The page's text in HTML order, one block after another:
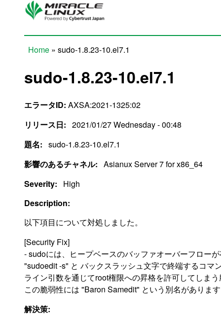
Skip to main content
Home » sudo-1.8.23-10.el7.1
sudo-1.8.23-10.el7.1
エラータID: AXSA:2021-1325:02
リリース日: 2021/01/27 Wednesday - 00:48
題名: sudo-1.8.23-10.el7.1
影響のあるチャネル: Asianux Server 7 for x86_64
Severity:
High
Description:
以下項目について対処しました。
[Security Fix]
- sudoには、ヒープベースのバッファオーバーフロー
"sudoedit -s" と バックスラッシュ文字で終端するコマ
ライン引数を通じてroot権限への昇格を許可してしま
この脆弱性には "Baron Samedit" という別名がありま
解決策: